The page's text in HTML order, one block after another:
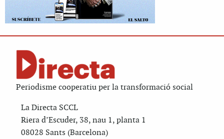
Periodisme cooperatiu per la transformació social
La Directa SCCL
Riera d’Escuder, 38, nau 1, planta 1
08028 Sants (Barcelona)